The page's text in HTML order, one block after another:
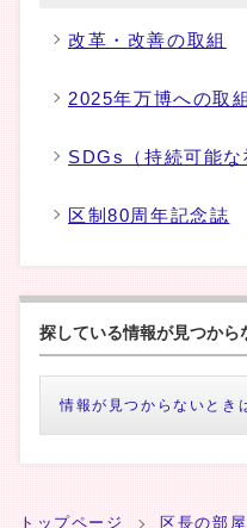
改革・改善の取組
2025年万博への取組
SDGs（持続可能な
区制80周年記念誌
探している情報が見つから
情報が見つからないとき
トップページ 区長の部屋